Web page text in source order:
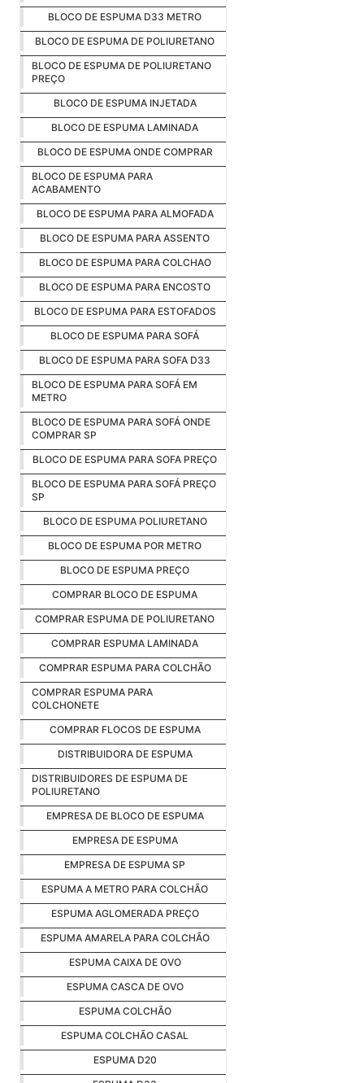
BLOCO DE ESPUMA D33 METRO
BLOCO DE ESPUMA DE POLIURETANO
BLOCO DE ESPUMA DE POLIURETANO
PREÇO
BLOCO DE ESPUMA INJETADA
BLOCO DE ESPUMA LAMINADA
BLOCO DE ESPUMA ONDE COMPRAR
BLOCO DE ESPUMA PARA
ACABAMENTO
BLOCO DE ESPUMA PARA ALMOFADA
BLOCO DE ESPUMA PARA ASSENTO
BLOCO DE ESPUMA PARA COLCHAO
BLOCO DE ESPUMA PARA ENCOSTO
BLOCO DE ESPUMA PARA ESTOFADOS
BLOCO DE ESPUMA PARA SOFÁ
BLOCO DE ESPUMA PARA SOFA D33
BLOCO DE ESPUMA PARA SOFÁ EM
METRO
BLOCO DE ESPUMA PARA SOFÁ ONDE
COMPRAR SP
BLOCO DE ESPUMA PARA SOFA PREÇO
BLOCO DE ESPUMA PARA SOFÁ PREÇO
SP
BLOCO DE ESPUMA POLIURETANO
BLOCO DE ESPUMA POR METRO
BLOCO DE ESPUMA PREÇO
COMPRAR BLOCO DE ESPUMA
COMPRAR ESPUMA DE POLIURETANO
COMPRAR ESPUMA LAMINADA
COMPRAR ESPUMA PARA COLCHÃO
COMPRAR ESPUMA PARA
COLCHONETE
COMPRAR FLOCOS DE ESPUMA
DISTRIBUIDORA DE ESPUMA
DISTRIBUIDORES DE ESPUMA DE
POLIURETANO
EMPRESA DE BLOCO DE ESPUMA
EMPRESA DE ESPUMA
EMPRESA DE ESPUMA SP
ESPUMA A METRO PARA COLCHÃO
ESPUMA AGLOMERADA PREÇO
ESPUMA AMARELA PARA COLCHÃO
ESPUMA CAIXA DE OVO
ESPUMA CASCA DE OVO
ESPUMA COLCHÃO
ESPUMA COLCHÃO CASAL
ESPUMA D20